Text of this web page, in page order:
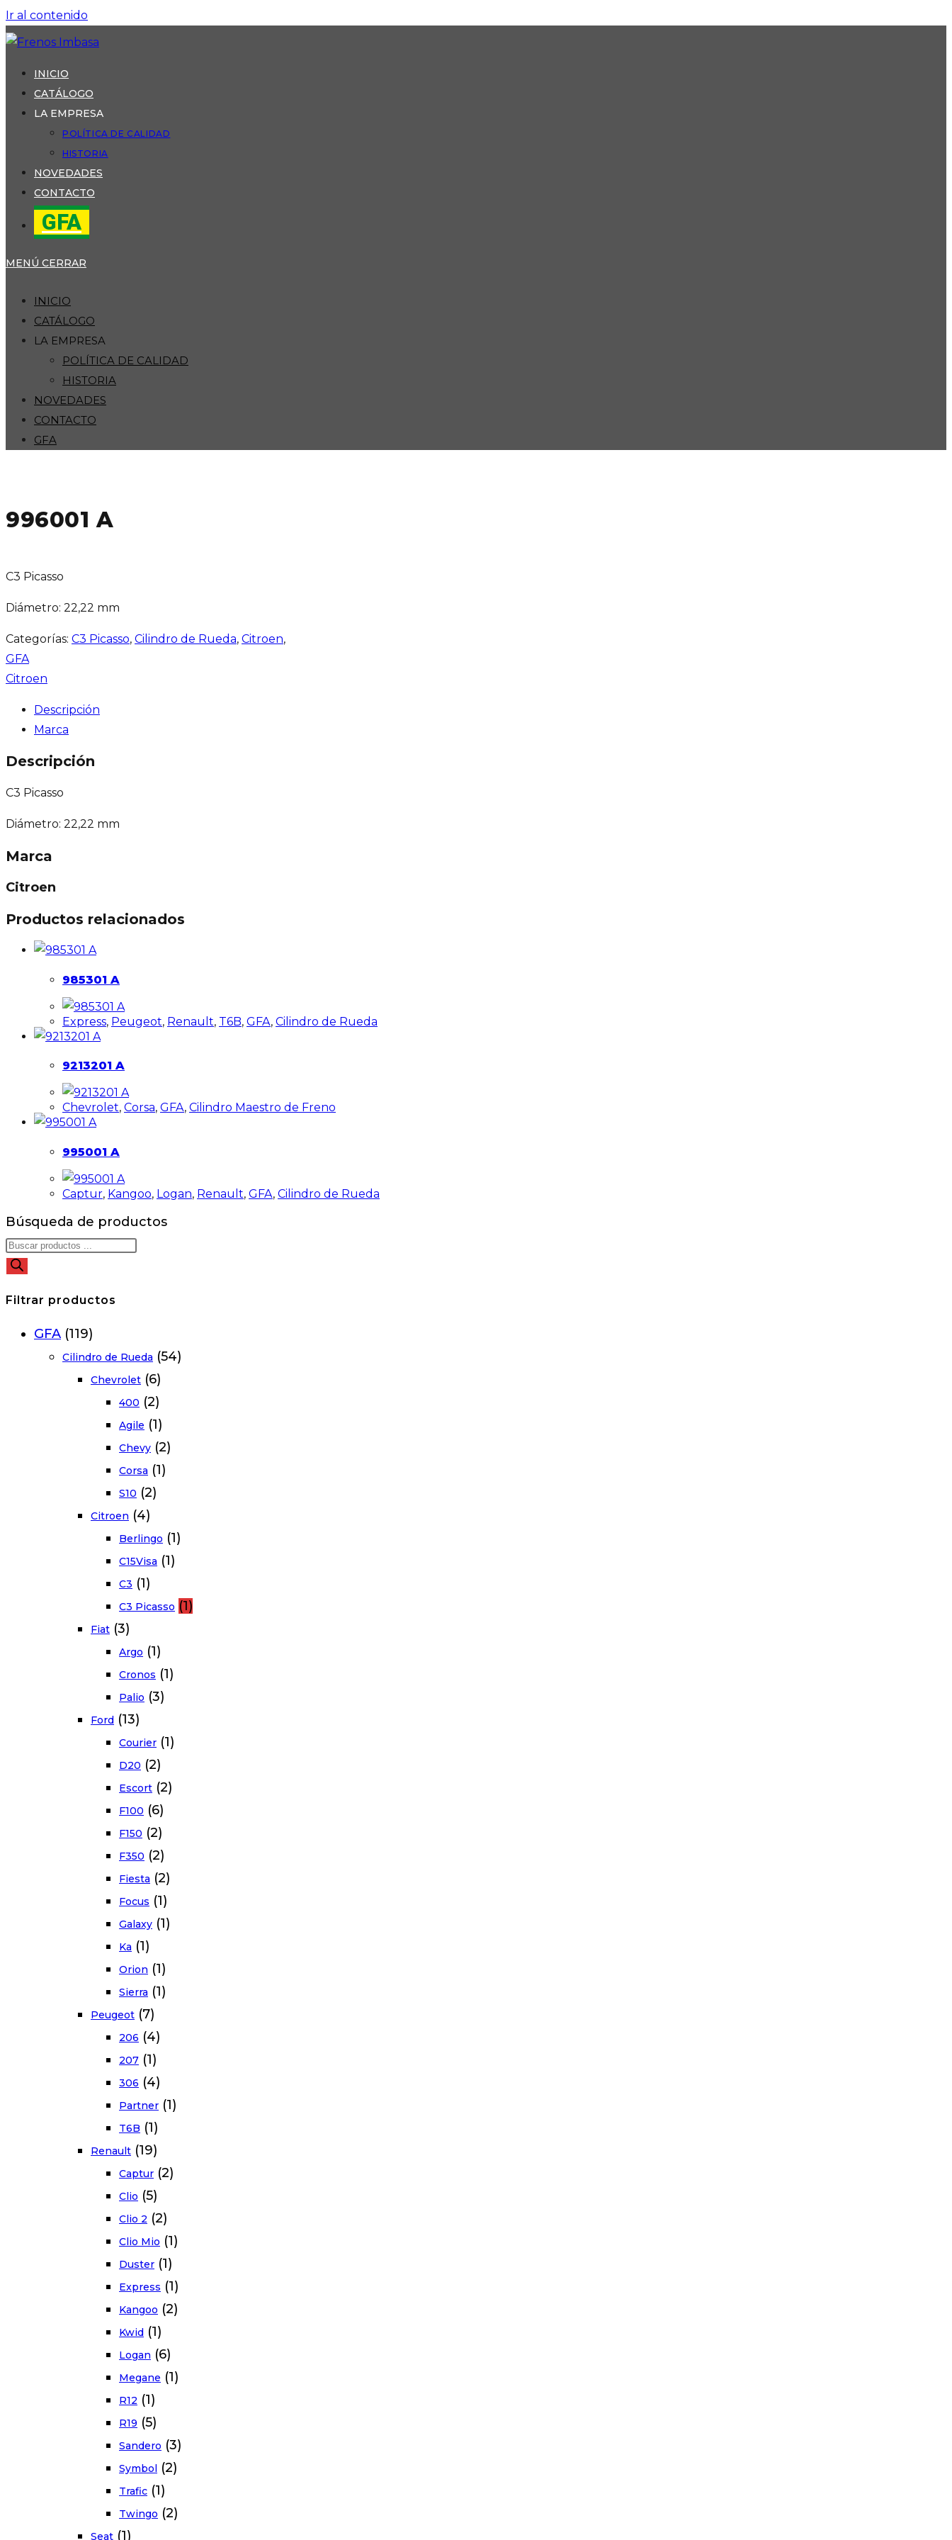
Ir al contenido
INICIO
CATÁLOGO
LA EMPRESA
POLÍTICA DE CALIDAD
HISTORIA
NOVEDADES
CONTACTO
GFA
MENÚ CERRAR
INICIO
CATÁLOGO
LA EMPRESA
POLÍTICA DE CALIDAD
HISTORIA
NOVEDADES
CONTACTO
GFA
996001 A
C3 Picasso
Diámetro: 22,22 mm
Categorías: C3 Picasso, Cilindro de Rueda, Citroen,
GFA
Citroen
Descripción
Marca
Descripción
C3 Picasso
Diámetro: 22,22 mm
Marca
Citroen
Productos relacionados
985301 A
Express, Peugeot, Renault, T6B, GFA, Cilindro de Rueda
9213201 A
Chevrolet, Corsa, GFA, Cilindro Maestro de Freno
995001 A
Captur, Kangoo, Logan, Renault, GFA, Cilindro de Rueda
Búsqueda de productos
Filtrar productos
GFA (119)
Cilindro de Rueda (54)
Chevrolet (6)
400 (2)
Agile (1)
Chevy (2)
Corsa (1)
S10 (2)
Citroen (4)
Berlingo (1)
C15Visa (1)
C3 (1)
C3 Picasso (1)
Fiat (3)
Argo (1)
Cronos (1)
Palio (3)
Ford (13)
Courier (1)
D20 (2)
Escort (2)
F100 (6)
F150 (2)
F350 (2)
Fiesta (2)
Focus (1)
Galaxy (1)
Ka (1)
Orion (1)
Sierra (1)
Peugeot (7)
206 (4)
207 (1)
306 (4)
Partner (1)
T6B (1)
Renault (19)
Captur (2)
Clio (5)
Clio 2 (2)
Clio Mio (1)
Duster (1)
Express (1)
Kangoo (2)
Kwid (1)
Logan (6)
Megane (1)
R12 (1)
R19 (5)
Sandero (3)
Symbol (2)
Trafic (1)
Twingo (2)
Seat (1)